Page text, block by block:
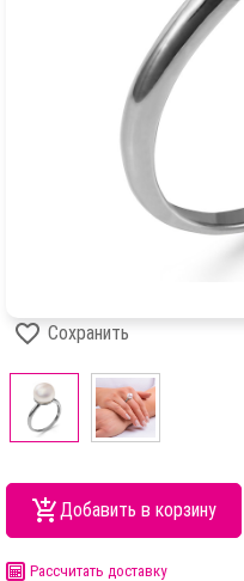
Сохранить
Добавить в корзину
Рассчитать доставку